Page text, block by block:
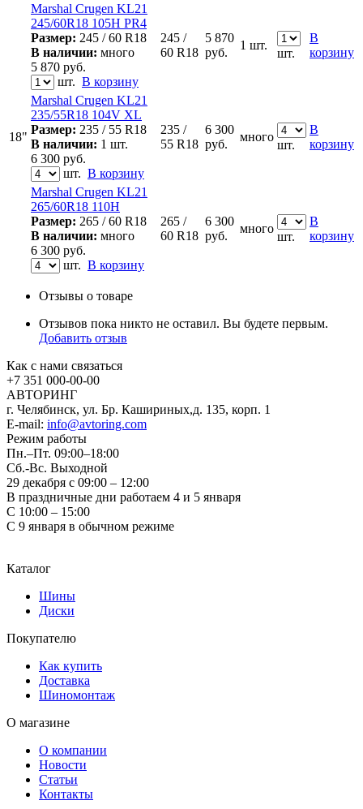
18"
Marshal Crugen KL21
245/60R18 105H PR4
Размер: 245 / 60 R18
В наличии: много
5 870 руб.
шт. В корзину
245 /
60 R18
5 870
руб.
1 шт.
шт.
В
корзину
Marshal Crugen KL21
235/55R18 104V XL
Размер: 235 / 55 R18
В наличии: 1 шт.
6 300 руб.
шт. В корзину
235 /
55 R18
6 300
руб.
много
шт.
В
корзину
Marshal Crugen KL21
265/60R18 110H
Размер: 265 / 60 R18
В наличии: много
6 300 руб.
шт. В корзину
265 /
60 R18
6 300
руб.
много
шт.
В
корзину
Отзывы о товаре
Отзывов пока никто не оставил. Вы будете первым.
Добавить отзыв
Как с нами связаться
+7 351 000-00-00
АВТОРИНГ
г. Челябинск, ул. Бр. Кашириных,д. 135, корп. 1
E-mail: info@avtoring.com
Режим работы
Пн.–Пт. 09:00–18:00
Сб.-Вс. Выходной
29 декабря с 09:00 – 12:00
В праздничные дни работаем 4 и 5 января
С 10:00 – 15:00
С 9 января в обычном режиме
Каталог
Шины
Диски
Покупателю
Как купить
Доставка
Шиномонтаж
О магазине
О компании
Новости
Статьи
Контакты